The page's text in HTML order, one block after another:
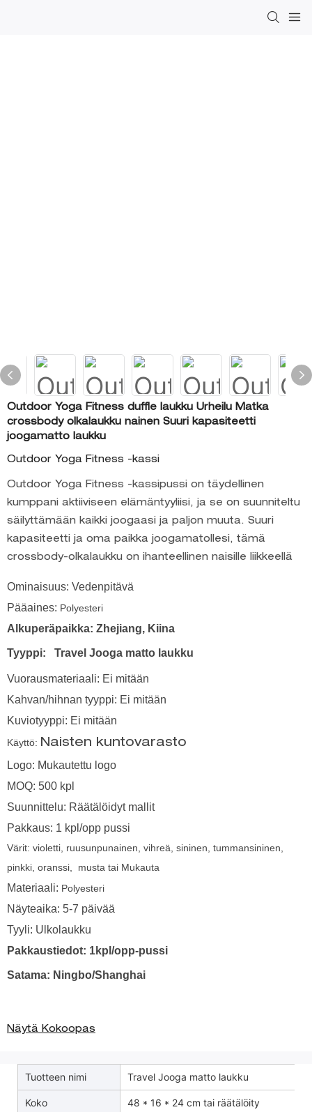
Outdoor Yoga Fitness duffle laukku Urheilu Matka
crossbody olkalaukku nainen Suuri kapasiteetti
joogamatto laukku
Outdoor Yoga Fitness -kassi
Outdoor Yoga Fitness -kassipussi on täydellinen
kumppani aktiiviseen elämäntyyliisi, ja se on suunniteltu
säilyttämään kaikki joogaasi ja paljon muuta. Suuri
kapasiteetti ja oma paikka joogamatollesi, tämä
crossbody-olkalaukku on ihanteellinen naisille liikkeellä
Ominaisuus: Vedenpitävä
Pääaines: Polyesteri
Alkuperäpaikka: Zhejiang, Kiina
Tyyppi: Travel Jooga matto laukku
Vuorausmateriaali: Ei mitään
Kahvan/hihnan tyyppi: Ei mitään
Kuviotyyppi: Ei mitään
Käyttö: Naisten kuntovarasto
Logo: Mukautettu logo
MOQ: 500 kpl
Suunnittelu: Räätälöidyt mallit
Pakkaus: 1 kpl/opp pussi
Värit: violetti, ruusunpunainen, vihreä, sininen, tummansininen,
pinkki, oranssi, musta tai Mukauta
Materiaali: Polyesteri
Näyteaika: 5-7 päivää
Tyyli: Ulkolaukku
Pakkaustiedot: 1kpl/opp-pussi
Satama: Ningbo/Shanghai
Näytä Kokoopas
Tuotteen nimi Travel Jooga matto laukku
Koko 48 * 16 * 24 cm tai räätälöity